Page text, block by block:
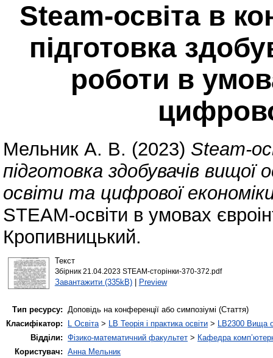
Steam-освіта в
підготовка
роботи в
Мельник А. В. (2023) Steam-
підготовка здобувачів
освіти та цифрової
STEAM-освіти в умовах
Кропивницький.
Текст
Збірник 21.04.2023 STEAM-сторінки-370-372.pdf
Завантажити (335kB)| Preview
Тип ресурсу: Доповідь на конференції або симпозіумі (Стаття)
Класифікатор:
L Освіта> LB Теорія і практика освіти > LB2300 Вища
Відділи: Фізико-математичний факультет > Кафедра
Користувач: Анна Мельник